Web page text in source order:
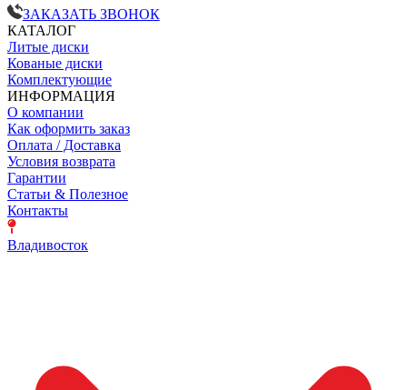
ЗАКАЗАТЬ ЗВОНОК
КАТАЛОГ
Литые диски
Кованые диски
Комплектующие
ИНФОРМАЦИЯ
О компании
Как оформить заказ
Оплата / Доставка
Условия возврата
Гарантии
Статьи & Полезное
Контакты
Владивосток